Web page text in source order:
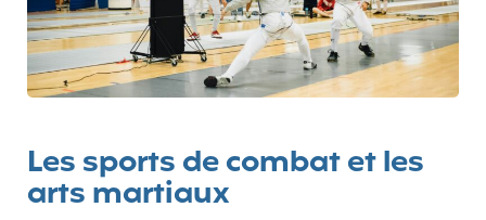
Les sports de combat et les
arts martiaux